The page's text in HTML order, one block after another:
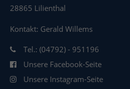
28865 Lilienthal
Kontakt: Gerald Willems
Tel.: (04792) - 951196
Unsere Facebook-Seite
Unsere Instagram-Seite